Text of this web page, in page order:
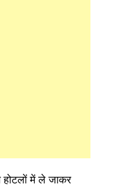
होटलों में ले जाकर